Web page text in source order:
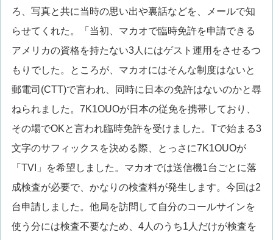
ろ、写真と共に当時の思い出や裏話などを、メールで知
らせてくれた。「当初、マカオで臨時免許を申請できる
アメリカの資格を持たない3人にはゲスト運用をさせるつ
もりでした。ところが、マカオにはそんな制度はないと
郵電司(CTT)で言われ、同時に日本の免許はないのかと尋
ねられました。7K1OUOが日本の従免を携帯しており、
その場でOKと言われ臨時免許を受けました。Tで始まる3
文字のサフィックスを決める際、とっさに7K1OUOが
「TVI」を希望しました。マカオでは送信機1台ごとに落
成検査が必要で、かなりの検査料が発生します。今回は2
台申請しました。他局を訪問して自分のコールサインを
使う分には検査不要なため、4人のうち1人だけが検査を